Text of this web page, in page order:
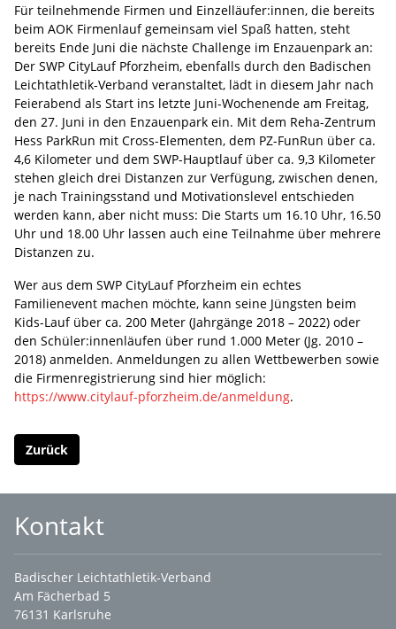
Für teilnehmende Firmen und Einzelläufer:innen, die bereits
beim AOK Firmenlauf gemeinsam viel Spaß hatten, steht
bereits Ende Juni die nächste Challenge im Enzauenpark an:
Der SWP CityLauf Pforzheim, ebenfalls durch den Badischen
Leichtathletik-Verband veranstaltet, lädt in diesem Jahr nach
Feierabend als Start ins letzte Juni-Wochenende am Freitag,
den 27. Juni in den Enzauenpark ein. Mit dem Reha-Zentrum
Hess ParkRun mit Cross-Elementen, dem PZ-FunRun über ca.
4,6 Kilometer und dem SWP-Hauptlauf über ca. 9,3 Kilometer
stehen gleich drei Distanzen zur Verfügung, zwischen denen,
je nach Trainingsstand und Motivationslevel entschieden
werden kann, aber nicht muss: Die Starts um 16.10 Uhr, 16.50
Uhr und 18.00 Uhr lassen auch eine Teilnahme über mehrere
Distanzen zu.
Wer aus dem SWP CityLauf Pforzheim ein echtes
Familienevent machen möchte, kann seine Jüngsten beim
Kids-Lauf über ca. 200 Meter (Jahrgänge 2018 – 2022) oder
den Schüler:innenläufen über rund 1.000 Meter (Jg. 2010 –
2018) anmelden. Anmeldungen zu allen Wettbewerben sowie
die Firmenregistrierung sind hier möglich:
https://www.citylauf-pforzheim.de/anmeldung.
Zurück
Kontakt
Badischer Leichtathletik-Verband
Am Fächerbad 5
76131 Karlsruhe